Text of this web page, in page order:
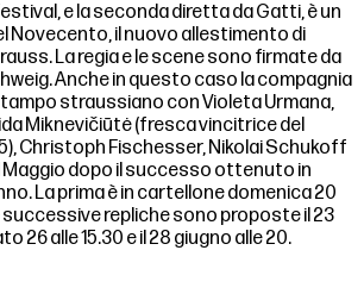
e la seconda diretta da Gatti, è un
Novecento, il nuovo allestimento di
La regia e le scene sono firmate da
Anche in questo caso la compagnia
straussiano con Violeta Urmana,
Miknevičiūtė (fresca vincitrice del
Christoph Fischesser, Nikolai Schukoff
dopo il successo ottenuto in
La prima è in cartellone domenica 20
successive repliche sono proposte il 23
26 alle 15.30 e il 28 giugno alle 20.